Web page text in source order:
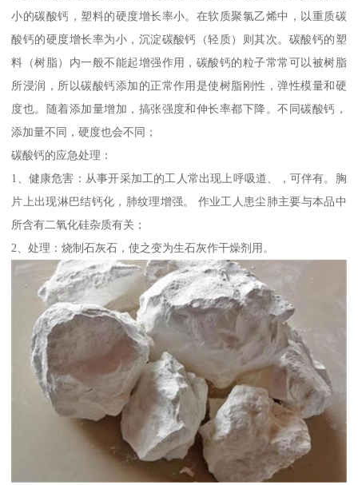
小的碳酸钙，塑料的硬度增长率小。在软质聚氯乙烯中，以重质碳
酸钙的硬度增长率为小，沉淀碳酸钙（轻质）则其次。碳酸钙的塑
料（树脂）内一般不能起增强作用，碳酸钙的粒子常常可以被树脂
所浸润，所以碳酸钙添加的正常作用是使树脂刚性，弹性模量和硬
度也。随着添加量增加，搞张强度和伸长率都下降。不同碳酸钙，
添加量不同，硬度也会不同；
碳酸钙的应急处理：
1、健康危害：从事开采加工的工人常出现上呼吸道、，可伴有。胸
片上出现淋巴结钙化，肺纹理增强。 作业工人患尘肺主要与本品中
所含有二氧化硅杂质有关；
2、处理：烧制石灰石，使之变为生石灰作干燥剂用。